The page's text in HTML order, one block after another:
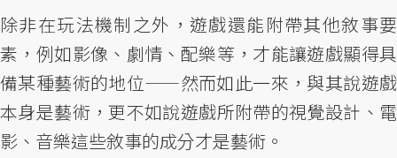
除非在玩法機制之外，遊戲還能附帶其他敘事要
素，例如影像、劇情、配樂等，才能讓遊戲顯得具
備某種藝術的地位——然而如此一來，與其說遊戲
本身是藝術，更不如說遊戲所附帶的視覺設計、電
影、音樂這些敘事的成分才是藝術。